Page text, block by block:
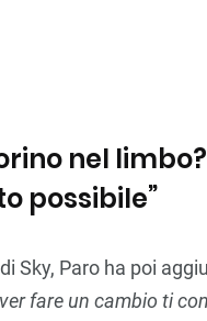
nel
possibile”
Sky, Paro ha poi
fare un cambio ti